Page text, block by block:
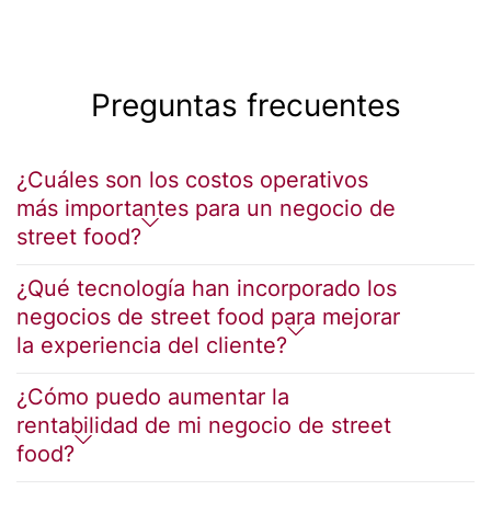
Preguntas frecuentes
¿Cuáles son los costos operativos
más importantes para un negocio de
street food?
¿Qué tecnología han incorporado los
negocios de street food para mejorar
la experiencia del cliente?
¿Cómo puedo aumentar la
rentabilidad de mi negocio de street
food?